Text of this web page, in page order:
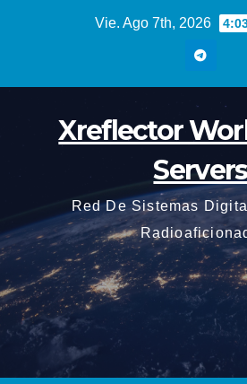
Vie. Ago 7th, 2026
Xreflector
Servers
Red De Sistemas